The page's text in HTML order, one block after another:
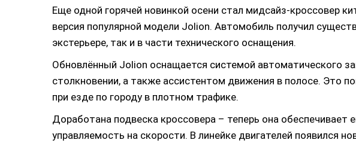
Еще одной горячей новинкой осени стал мидсайз-кроссовер
версия популярной модели Jolion. Автомобиль получил
экстерьере, так и в части технического оснащения.
Обновлённый Jolion оснащается системой автоматического
столкновении, а также ассистентом движения в полосе. Это
при езде по городу в плотном трафике.
Доработана подвеска кроссовера – теперь она обеспечивает
управляемость на скорости. В линейке двигателей появился